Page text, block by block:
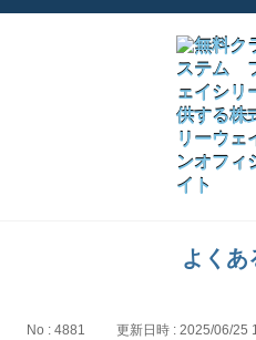
よくあ
No : 4881 更新日時 : 2025/06/25